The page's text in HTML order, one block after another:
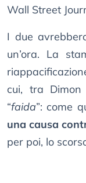
Wall Street
I due
un’ora. La
cui, tra
“faida”: come
una causa
per poi, lo